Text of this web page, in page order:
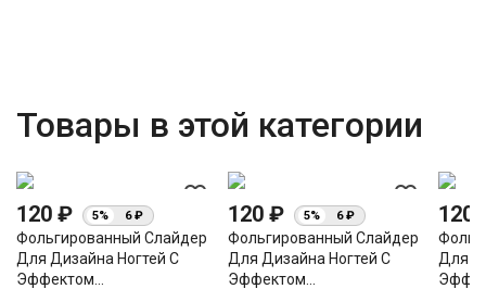
Товары в этой категории
favorite_border
120 ₽ 5% 6 ₽
Фольгированный Слайдер
Для Дизайна Ногтей С
Эффектом...
favorite_border
120 ₽ 5% 6 ₽
Фольгированный Слайдер
Для Дизайна Ногтей С
Эффектом...
120
Для